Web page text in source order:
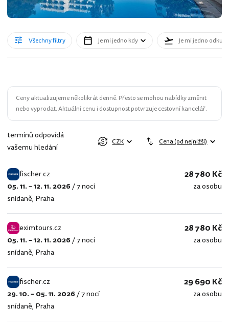
Všechny filtry Je mi jedno kdy Je mi jedno odkud
Ceny aktualizujeme několikrát denně. Přesto se mohou nabídky změnit
nebo vyprodat. Aktuální cenu i dostupnost potvrzuje cestovní kancelář.
termínů odpovídá
vašemu hledání
CZK Cena (od nejnižší)
fischer.cz
fischer.cz
05. 11. – 12. 11. 2026/7 nocí
snídaně, Praha
28 780 Kč
za osobu
eximtours.cz
eximtours.cz
05. 11. – 12. 11. 2026/7 nocí
snídaně, Praha
28 780 Kč
za osobu
fischer.cz
fischer.cz
29. 10. – 05. 11. 2026/7 nocí
snídaně, Praha
29 690 Kč
za osobu